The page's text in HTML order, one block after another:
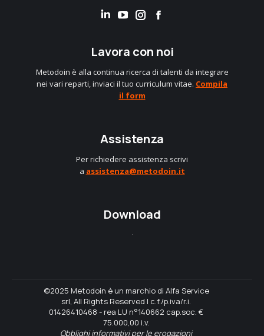
LinkedinInstagram
Facebook
Lavora con noi
Metodoin è alla continua ricerca di talenti da integrare
nei vari reparti, inviaci il tuo curriculum vitae. Compila
il form
Assistenza
Per richiedere assistenza scrivi
a assistenza@metodoin.it
Download
©2025 Metodoin è un marchio di Alfa Service
srl, All Rights Reserved | c.f./p.iva/r.i.
01426410468 - rea LU n°140662 cap.soc. €
75.000,00 i.v.
Obblighi informativi per le erogazioni